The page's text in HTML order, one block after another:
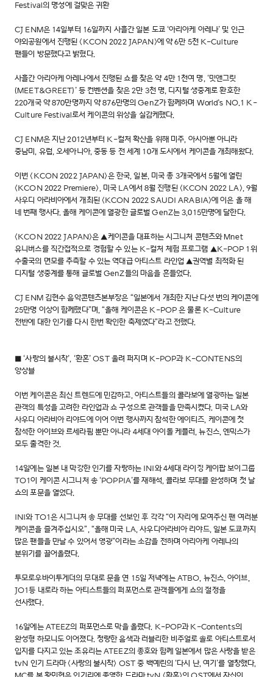
Festival의 명성에 걸맞은 귀환
CJ ENM은 14일부터 16일까지 사흘간 일본 도쿄 ‘아리아케 아레나’ 및 인근
야외공원에서 진행된 <KCON 2022 JAPAN>에 약 6만 5천 K-Culture
팬들이 방문했다고 밝혔다.
사흘간 아리아케 아레나에서 진행된 쇼를 찾은 약 4만 1천여 명, ‘밋앤그릿
(MEET&GREET)’ 등 컨벤션을 찾은 2만 3천 명, 디지털 생중계로 환호한
220개국 약 870만명까지 약 876만명의 GenZ가 함께하며 World's NO.1 K-
Culture Festival로서 케이콘의 위상을 실감케했다.
​CJ ENM은 지난 2012년부터 K-컬처 확산을 위해 미주, 아시아뿐 아니라
중남미, 유럽, 오세아니아, 중동 등 전 세계 10개 도시에서 케이콘을 개최해왔다.
이번 <KCON 2022 JAPAN>은 한국, 일본, 미국 총 3개국에서 5월에 열린
<KCON 2022 Premiere>, 미국 LA에서 8월 진행된 <KCON 2022 LA>, 9월
사우디 아라비아에서 개최된 <KCON 2022 SAUDI ARABIA>에 이은 올 해
네 번째 행사다. 올해 케이콘에 열광한 글로벌 GenZ는 3,015만명에 달한다.
<KCON 2022 JAPAN>은 ▲케이콘을 대표하는 시그니처 콘텐츠와 Mnet
유니버스를 직간접적으로 경험할 수 있는 K-컬처 체험 프로그램 ▲K-POP 1위
수출국의 면모를 추측할 수 있는 역대급 아티스트 라인업 ▲권역별 최적화 된
디지털 생중계를 통해 글로벌 GenZ들의 마음을 흔들었다.
CJ ENM 김현수 음악콘텐츠본부장은 “일본에서 개최한 지난 다섯 번의 케이콘에
25만명 이상이 함께했다”며, “올해 케이콘은 K-POP 은 물론 K-Culture
전반에 대한 인기를 다시 한번 확인한 축제였다”라고 전했다.
■ ‘사랑의 불시착’, ‘환혼’ OST 울려 퍼지며 K-POP과 K-CONTENS의
앙상블
이번 케이콘은 최신 트렌드에 민감하고, 아티스트들의 콜라보에 열광하는 일본
관객의 특성을 고려한 라인업과 쇼 구성으로 관객들을 만족시켰다. 미국 LA와
사우디 아라비아 리야드에 이어 이번 행사까지 참석한 에이티즈, 케이콘에 첫
참석한 아이브와 르세라핌 뿐만 아니라 4세대 아이돌 케플러, 뉴진스, 엔믹스가
모두 출격한 것.
14일에는 일본 내 막강한 인기를 자랑하는 INI와 4세대 라이징 케이팝 보이그룹
TO1이 케이콘 시그니처 송 ‘POPPIA’를 재해석, 콜라보 무대를 완성하며 첫 날
쇼의 포문을 열었다.
INI와 TO1은 시그니처 송 무대를 선보인 후 각각 “이 자리에 모여주신 팬 여러분
케이콘을 즐겨주십시오”, “올해 미국 LA, 사우디아라비아 리야드, 일본 도쿄까지
많은 팬들을 만날 수 있어서 영광”이라는 소감을 전하며 아리아케 아레나의
분위기를 끌어올렸다.
투모로우바이투게더의 무대로 문을 연 15일 저녁에는 ATBO, 뉴진스, 아이브,
JO1등 내로라 하는 아티스트들의 퍼포먼스로 관객들에게 쇼의 절정을
선사했다.
16일에는 ATEEZ의 퍼포먼스로 막을 올렸다. K-POP과 K-Contents의
완성형 하모니도 이어졌다. 청량한 음색과 러블리한 비주얼로 솔로 아티스트로서
입지를 다지고 있는 조유리는 ATEEZ의 종호와 함께 일본에서 많은 사랑을 받은
tvN 인기 드라마 <사랑의 불시착> OST 중 백예린의 ‘다시 난, 여기’를 열창했다,